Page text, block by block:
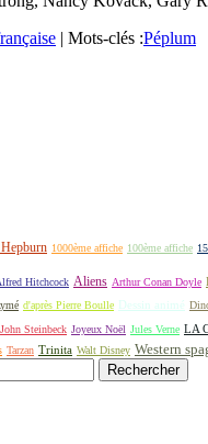
| Mots-clés :Péplum
1000ème affiche 100ème affiche
Hitchcock Aliens Arthur Conan Doyle
d'après Pierre Boulle Dessin animé
John Steinbeck Joyeux Noël Jules Verne LA
Tarzan Trinita Walt Disney Western